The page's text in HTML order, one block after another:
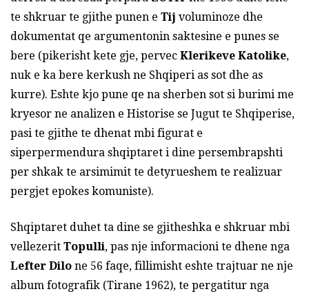
te shkruar te gjithe punen e Tij voluminoze dhe
dokumentat qe argumentonin saktesine e punes se
bere (pikerisht kete gje, pervec Klerikeve Katolike,
nuk e ka bere kerkush ne Shqiperi as sot dhe as
kurre). Eshte kjo pune qe na sherben sot si burimi me
kryesor ne analizen e Historise se Jugut te Shqiperise,
pasi te gjithe te dhenat mbi figurat e
siperpermendura shqiptaret i dine persembrapshti
per shkak te arsimimit te detyrueshem te realizuar
pergjet epokes komuniste).
Shqiptaret duhet ta dine se gjitheshka e shkruar mbi
vellezerit Topulli, pas nje informacioni te dhene nga
Lefter Dilo ne 56 faqe, fillimisht eshte trajtuar ne nje
album fotografik (Tirane 1962), te pergatitur nga